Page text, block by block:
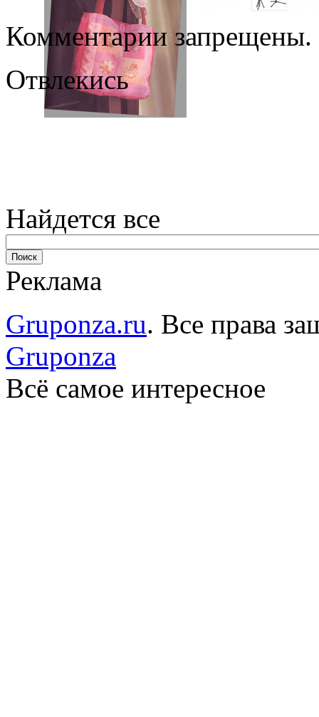
Комментарии запрещены.
Отвлекись
Найдется все
Реклама
Gruponza.ru. Все права
Gruponza
Всё самое интересное